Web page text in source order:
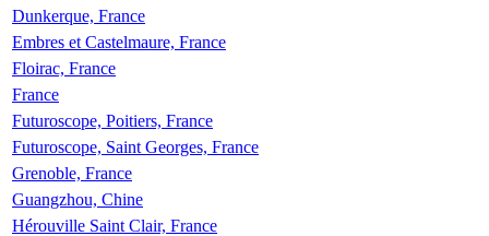
Dunkerque, France
Embres et Castelmaure, France
Floirac, France
France
Futuroscope, Poitiers, France
Futuroscope, Saint Georges, France
Grenoble, France
Guangzhou, Chine
Hérouville Saint Clair, France